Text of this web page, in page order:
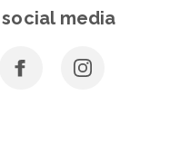
social media